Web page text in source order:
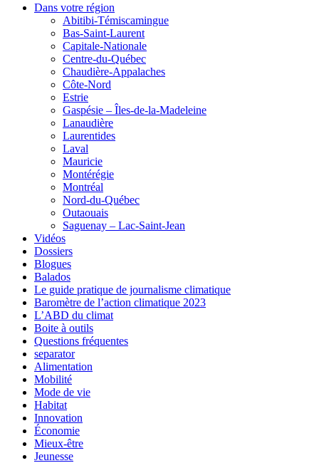
Dans votre région
Abitibi-Témiscamingue
Bas-Saint-Laurent
Capitale-Nationale
Centre-du-Québec
Chaudière-Appalaches
Côte-Nord
Estrie
Gaspésie – Îles-de-la-Madeleine
Lanaudière
Laurentides
Laval
Mauricie
Montérégie
Montréal
Nord-du-Québec
Outaouais
Saguenay – Lac-Saint-Jean
Vidéos
Dossiers
Blogues
Balados
Le guide pratique de journalisme climatique
Baromètre de l’action climatique 2023
L’ABD du climat
Boite à outils
Questions fréquentes
separator
Alimentation
Mobilité
Mode de vie
Habitat
Innovation
Économie
Mieux-être
Jeunesse